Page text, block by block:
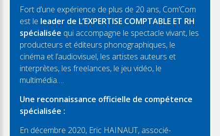
Fort d’une expérience de plus de 20 ans, Com’Com
est le leader de L’EXPERTISE COMPTABLE ET RH
spécialisée qui accompagne le spectacle vivant, les
producteurs et éditeurs phonographiques, le
cinéma et l’audiovisuel, les artistes auteurs et
interprètes, les freelances, le jeu vidéo, le
multimédia….
Une reconnaissance officielle de compétence
spécialisée :
En décembre 2020, Eric HAINAUT, associé-